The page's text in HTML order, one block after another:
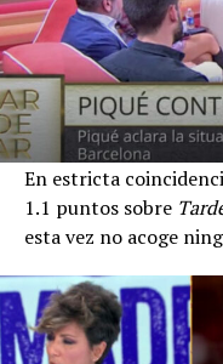
En estricta
1.1 puntos sobre
esta vez no acoge